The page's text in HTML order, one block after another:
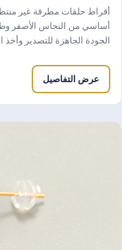
أقراط حلقات مطرقة غير
الجودة الجاهزة للتصدير وأخذ
عرض التفاصيل